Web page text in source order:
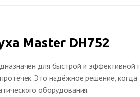
Master DH752
для быстрой и эффективной
Это надёжное решение, когда
оборудования.